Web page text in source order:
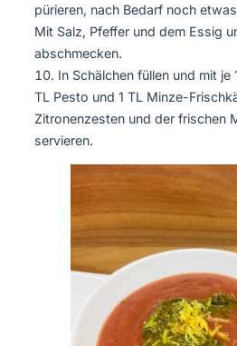
pürieren, nach Bedarf noch
Mit Salz, Pfeffer und dem Essig
abschmecken.
In Schälchen füllen und mit je
TL Pesto und 1 TL Minze-
Zitronenzesten und der frischen
servieren.